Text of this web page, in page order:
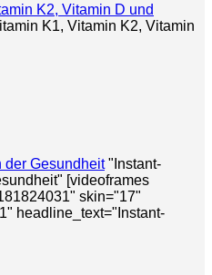
K2, Vitamin D und
K1, Vitamin K2, Vitamin
der Gesundheit"Instant-
[videoframes
skin="17"
headline_text="Instant-